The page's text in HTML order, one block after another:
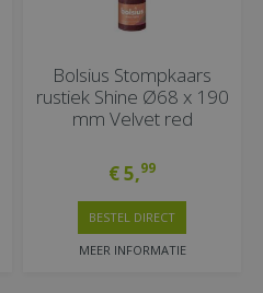
Bolsius Stompkaars
rustiek Shine Ø68 x 190
mm Velvet red
€5,99
MEER INFORMATIE
BESTEL DIRECT